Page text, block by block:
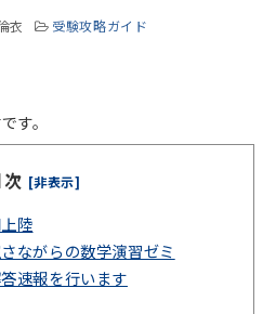
衣
受験攻略ガイド
す。
次 [非表示]
陸
ながらの数学演習ゼミ
速報を行います